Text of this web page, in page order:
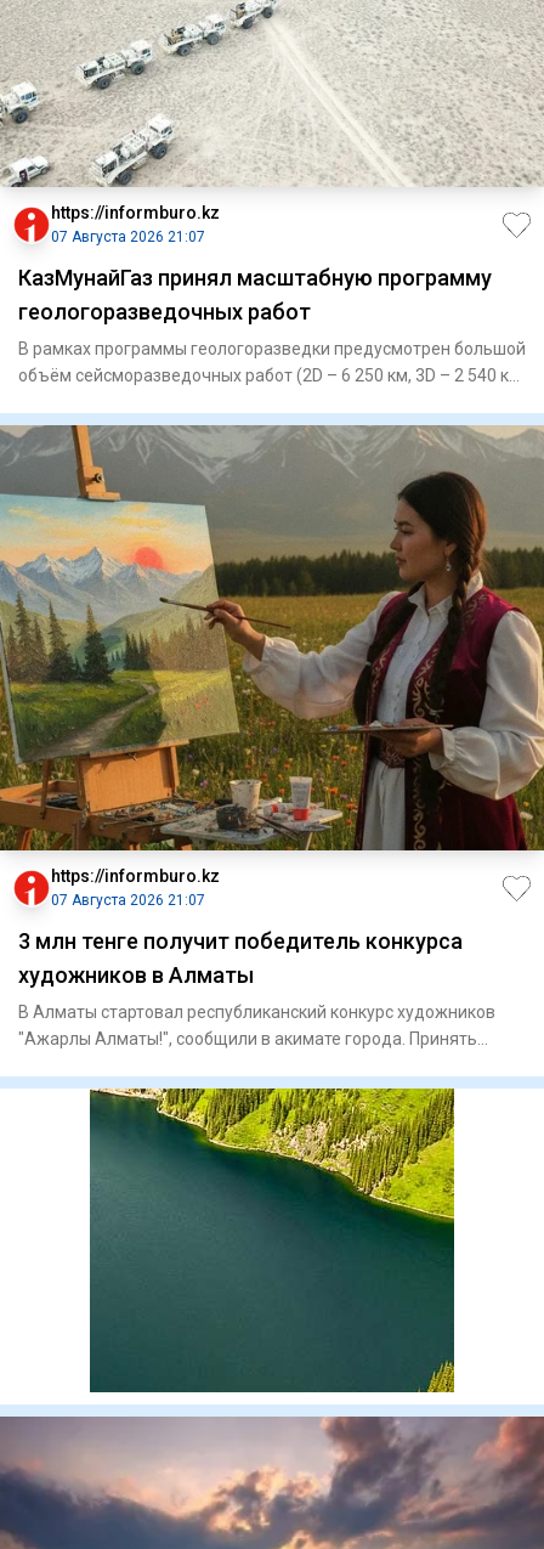
https://informburo.kz
07 Августа 2026 21:07
КазМунайГаз принял масштабную программу
геологоразведочных работ
В рамках программы геологоразведки предусмотрен большой
объём сейсморазведочных работ (2D – 6 250 км, 3D – 2 540 кв.
https://informburo.kz
07 Августа 2026 21:07
3 млн тенге получит победитель конкурса
художников в Алматы
В Алматы стартовал республиканский конкурс художников
"Ажарлы Алматы!", сообщили в акимате города. Принять